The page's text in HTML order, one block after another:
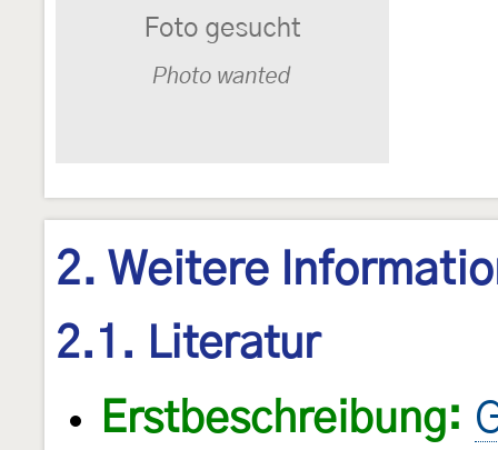
2. Weitere
2.1. Literatur
Erstbeschreibung: